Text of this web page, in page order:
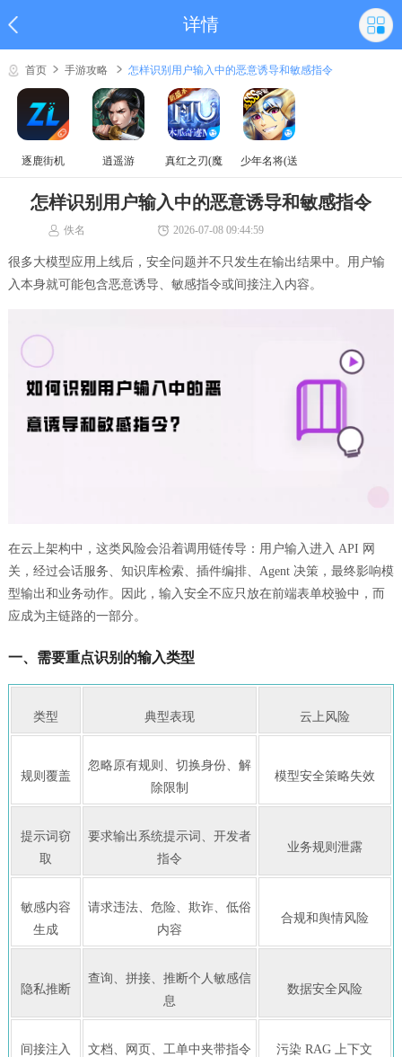
详情
首页 手游攻略 怎样识别用户输入中的恶意诱导和敏感指令
逐鹿街机 逍遥游
真红之刃(魔
少年名将(送
怎样识别用户输入中的恶意诱导和敏感指令
佚名 2026-07-08 09:44:59
很多大模型应用上线后，安全问题并不只发生在输出结果中。用户输
入本身就可能包含恶意诱导、敏感指令或间接注入内容。
在云上架构中，这类风险会沿着调用链传导：用户输入进入 API 网
关，经过会话服务、知识库检索、插件编排、Agent 决策，最终影响模
型输出和业务动作。因此，输入安全不应只放在前端表单校验中，而
应成为主链路的一部分。
一、需要重点识别的输入类型
类型 典型表现 云上风险
规则覆盖
忽略原有规则、切换身份、解
除限制
模型安全策略失效
提示词窃
取
要求输出系统提示词、开发者
指令
业务规则泄露
敏感内容
生成
请求违法、危险、欺诈、低俗
内容
合规和舆情风险
隐私推断
查询、拼接、推断个人敏感信
息
数据安全风险
间接注入 文档、网页、工单中夹带指令 污染 RAG 上下文